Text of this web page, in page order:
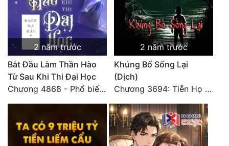
2 năm trước
Bắt Đầu Làm Thần Hào
Từ Sau Khi Thi Đại Học
Chương 4868 - Phổ biến Hạ Quốc tệ!
2 năm trước
Khủng Bố Sống Lại
(Dịch)
Chương 3694: Tiễn Họ Đoạn Đường Cuối - Hoàn